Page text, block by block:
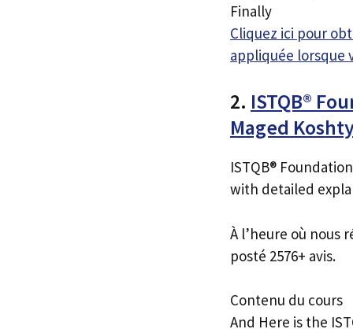
Finally
Cliquez ici pour
appliquée lorsque
2. ISTQB®
Maged
ISTQB®
with detailed
À l’heure où nous
posté 2576+ avis.
Contenu du cours
And Here is the